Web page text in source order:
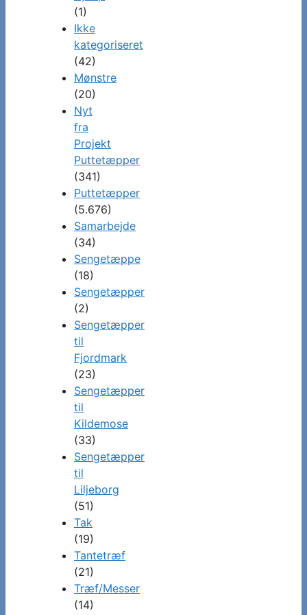
(1)
Ikke
kategoriseret
(42)
Mønstre
(20)
Nyt
fra
Projekt
Puttetæpper
(341)
Puttetæpper
(5.676)
Samarbejde
(34)
Sengetæppe
(18)
Sengetæpper
(2)
Sengetæpper
til
Fjordmark
(23)
Sengetæpper
til
Kildemose
(33)
Sengetæpper
til
Liljeborg
(51)
Tak
(19)
Tantetræf
(21)
Træf/Messer
(14)